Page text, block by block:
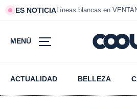
ES NOTICIALíneas blancas en
MENÚ
ACTUALIDAD BELLEZA